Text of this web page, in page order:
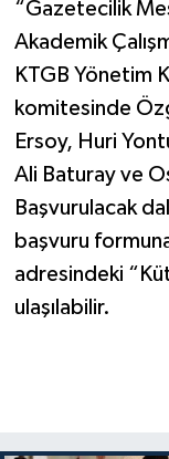
“Gazetecilik
Akademik
KTGB Yönetim
komitesinde
Ersoy, Huri
Ali Baturay ve
Başvurulacak
başvuru
adresindeki
ulaşılabilir.